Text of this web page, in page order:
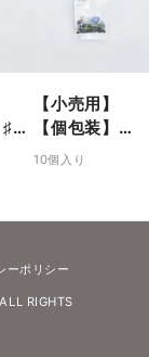
♯
向
【小売用】
【個包装】♭
Cool down 冷
ーブティー
ィーバッグ）
┃クラフトハ
10個入り
ーポリシー
RIGHTS